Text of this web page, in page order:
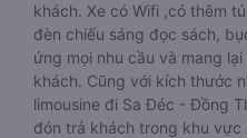
khách. Xe có Wifi ,có thêm
đèn chiếu sáng đọc sách,
ứng mọi nhu cầu và mang
khách. Cũng với kích thước
limousine đi Sa Đéc - Đồng
đón trả khách trong khu vực